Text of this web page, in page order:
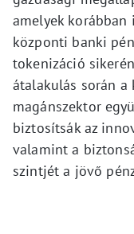
amelyek korábban
központi banki
tokenizáció
átalakulás során a
magánszektor
biztosítsák az
valamint a
szintjét a jövő